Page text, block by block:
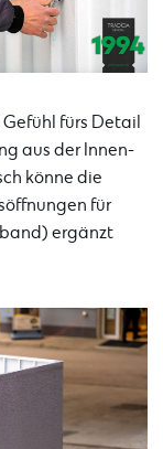
fürs Detail
aus der Innen-
könne die
für
ergänzt